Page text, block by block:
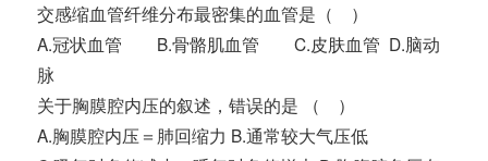
交感缩血管纤维分布最密集的血管是（ ）
A.冠状血管 B.骨骼肌血管 C.皮肤血管 D.脑动
脉
关于胸膜腔内压的叙述，错误的是 （ ）
A.胸膜腔内压＝肺回缩力 B.通常较大气压低